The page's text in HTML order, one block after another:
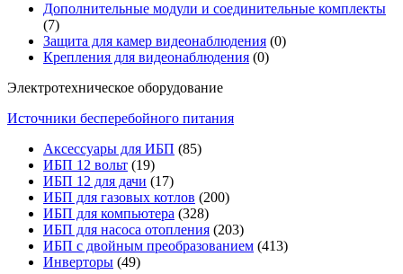
Дополнительные модули и соединительные комплекты
(7)
Защита для камер видеонаблюдения (0)
Крепления для видеонаблюдения (0)
Электротехническое оборудование
Источники бесперебойного питания
Аксессуары для ИБП (85)
ИБП 12 вольт (19)
ИБП 12 для дачи (17)
ИБП для газовых котлов (200)
ИБП для компьютера (328)
ИБП для насоса отопления (203)
ИБП с двойным преобразованием (413)
Инверторы (49)